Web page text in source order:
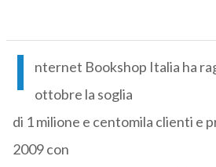
I
nternet Bookshop Italia ha
ottobre la soglia
di 1 milione e centomila clienti e
2009 con